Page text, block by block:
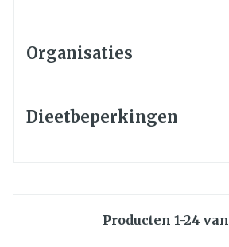
Organisaties
Dieetbeperkingen
Producten 1-24 van